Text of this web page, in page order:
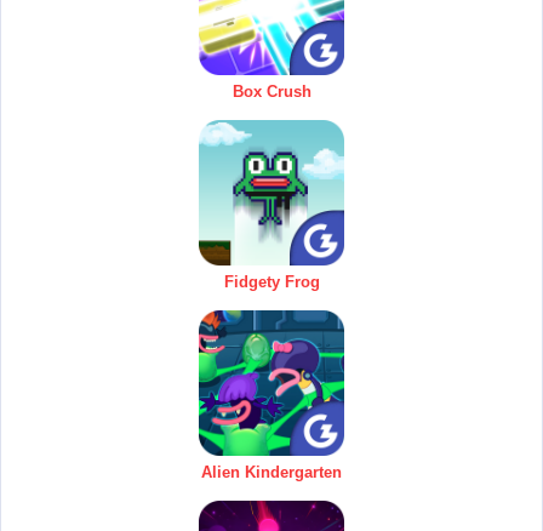
Box Crush
Fidgety Frog
Alien Kindergarten